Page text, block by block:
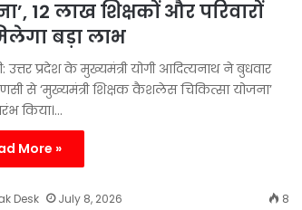
12 लाख शिक्षकों और परिवारों
बड़ा लाभ
उत्तर प्रदेश के मुख्यमंत्री योगी आदित्यनाथ ने बुधवार
से ‘मुख्यमंत्री शिक्षक कैशलेस चिकित्सा योजना’
किया।…
More »
Desk July 8, 2026 8